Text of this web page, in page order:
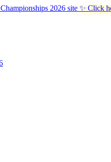
2026 site ✨ Click